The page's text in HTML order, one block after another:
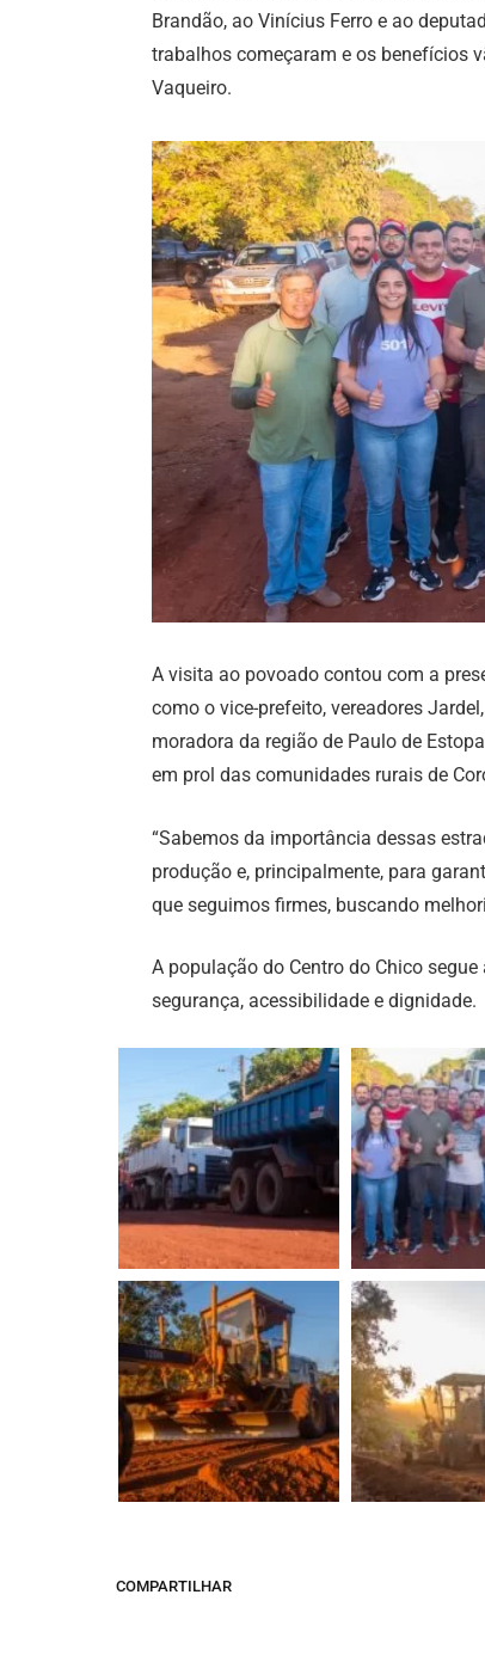
Brandão, ao Vinícius Ferro e ao
trabalhos começaram e os benefícios
Vaqueiro.
A visita ao povoado contou com a
como o vice-prefeito, vereadores
moradora da região de Paulo de
em prol das comunidades rurais de
“Sabemos da importância dessas
produção e, principalmente, para
que seguimos firmes, buscando
A população do Centro do Chico
segurança, acessibilidade e dignidade.
COMPARTILHAR